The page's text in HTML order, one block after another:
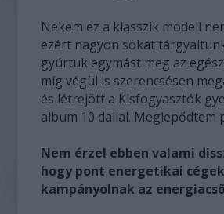
Nekem ez a klasszik modell
ezért nagyon sokat
gyúrtuk egymást meg az
míg végül is szerencsésen
és létrejött a Kisfogyasztók
album 10 dallal. Meglepődtem
Nem érzel ebben valami
hogy pont energetikai cégek
kampányolnak az